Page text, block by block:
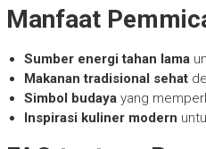
Manfaat
Sumber energi tahan lama
Makanan tradisional sehat
Simbol budayayang
Inspirasi kuliner modern